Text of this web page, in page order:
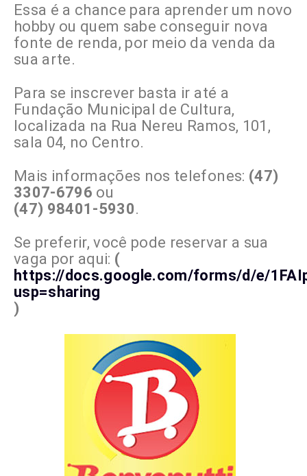
Essa é a chance para aprender um novo
hobby ou quem sabe conseguir nova
fonte de renda, por meio da venda da
sua arte.
Para se inscrever basta ir até a
Fundação Municipal de Cultura,
localizada na Rua Nereu Ramos, 101,
sala 04, no Centro.
Mais informações nos telefones: (47)
3307-6796 ou
(47) 98401-5930.
Se preferir, você pode reservar a sua
vaga por aqui: (
https://docs.google.com/forms/d/e/
usp=sharing
)